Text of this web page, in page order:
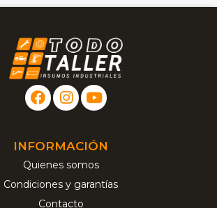
INFORMACIÓN
Quienes somos
Condiciones y garantías
Contacto